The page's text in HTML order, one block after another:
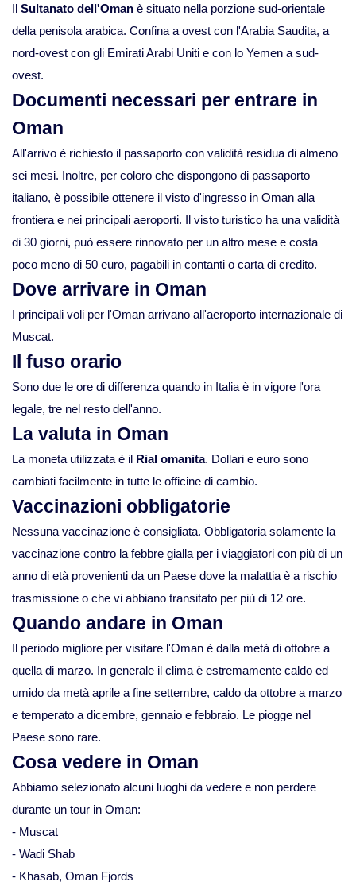
Viaggi in Tanzania
Viaggi in Corea del Sud
Viaggi in Filippine
Viaggi in Indonesia
Viaggi in Kazakistan
Viaggi in Kirghizistan
Viaggi in Maldive
Viaggi in Malesia
Viaggi in Nepal Tibet Bhutan
Viaggi in Sri Lanka
Viaggi in Tajikistan
Viaggi in Thailandia
Viaggi in Cambogia
Viaggi in Cina
Viaggi in Giappone
Viaggi in India
Viaggi in Laos
Il Sultanato dell'Oman è situato nella porzione sud-orientale
della penisola arabica. Confina a ovest con l'Arabia Saudita, a
nord-ovest con gli Emirati Arabi Uniti e con lo Yemen a sud-
ovest.
Documenti necessari per entrare in
Oman
All'arrivo è richiesto il passaporto con validità residua di almeno
sei mesi. Inoltre, per coloro che dispongono di passaporto
italiano, è possibile ottenere il visto d'ingresso in Oman alla
frontiera e nei principali aeroporti. Il visto turistico ha una validità
di 30 giorni, può essere rinnovato per un altro mese e costa
poco meno di 50 euro, pagabili in contanti o carta di credito.
Dove arrivare in Oman
I principali voli per l'Oman arrivano all'aeroporto internazionale di
Muscat.
Il fuso orario
Sono due le ore di differenza quando in Italia è in vigore l'ora
legale, tre nel resto dell'anno.
La valuta in Oman
La moneta utilizzata è il Rial omanita. Dollari e euro sono
cambiati facilmente in tutte le officine di cambio.
Vaccinazioni obbligatorie
Nessuna vaccinazione è consigliata. Obbligatoria solamente la
vaccinazione contro la febbre gialla per i viaggiatori con più di un
anno di età provenienti da un Paese dove la malattia è a rischio
trasmissione o che vi abbiano transitato per più di 12 ore.
Quando andare in Oman
Il periodo migliore per visitare l'Oman è dalla metà di ottobre a
quella di marzo. In generale il clima è estremamente caldo ed
umido da metà aprile a fine settembre, caldo da ottobre a marzo
e temperato a dicembre, gennaio e febbraio. Le piogge nel
Paese sono rare.
Cosa vedere in Oman
Abbiamo selezionato alcuni luoghi da vedere e non perdere
durante un tour in Oman:
- Muscat
- Wadi Shab
- Khasab, Oman Fjords